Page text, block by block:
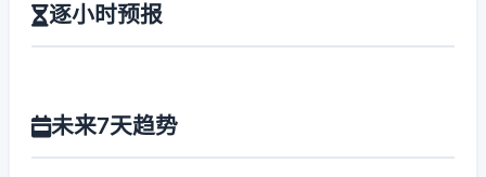
逐小时预报
未来7天趋势